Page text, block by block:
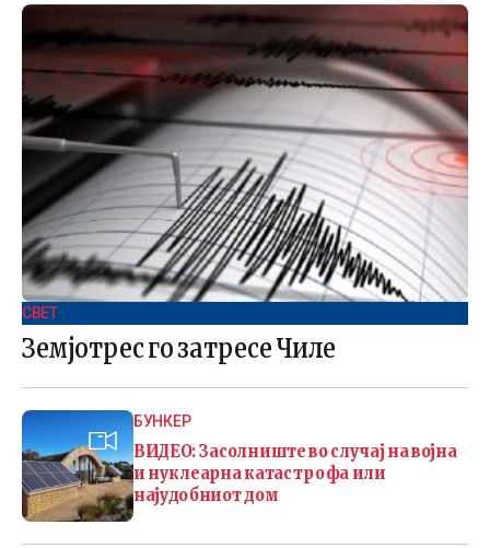
СВЕТ .
Земјотрес го затресе Чиле
БУНКЕР
ВИДЕО: Засолниште во случај на војна
и нуклеарна катастрофа или
најудобниот дом